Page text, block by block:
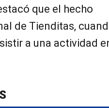
que el hecho
de Tienditas,
a una actividad